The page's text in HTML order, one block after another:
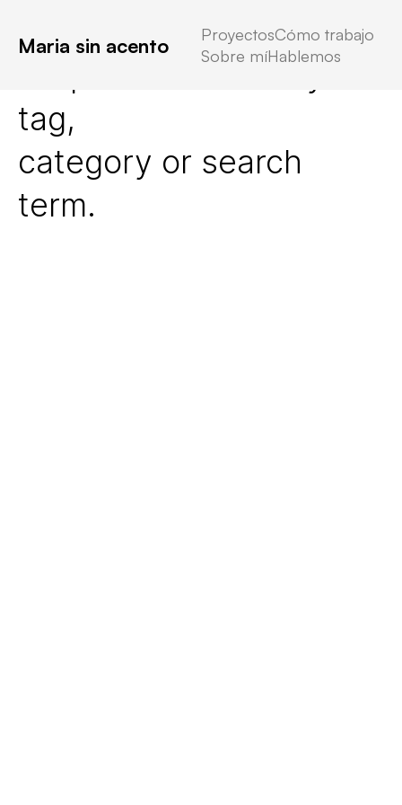
Maria sin acento ProyectosCómo trabajo
Sobre míHablemos
No posts found for your
tag,
category or search
term.